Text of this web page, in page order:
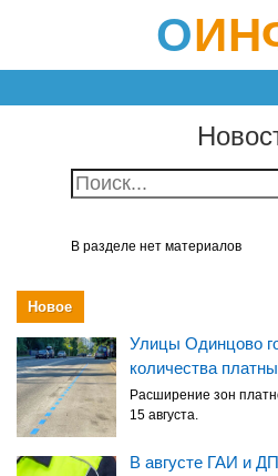
О
В разделе нет материалов
Новое
Улицы Одинцово
количества
Расширение зон
15 августа.
В августе ГАИ и